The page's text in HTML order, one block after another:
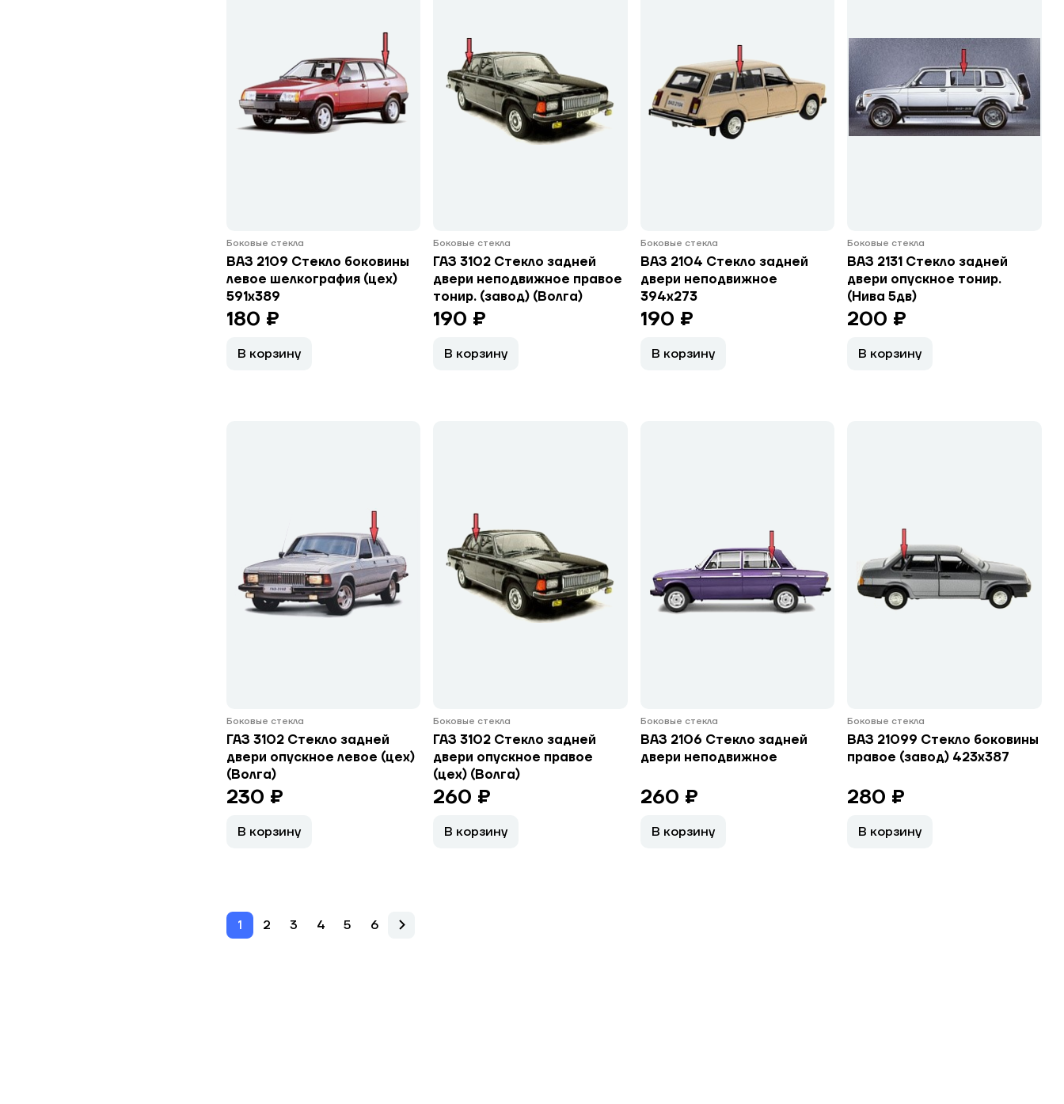
Боковые стекла
ВАЗ 2109 Стекло боковины
левое шелкография (цех)
591х389
180 ₽
В корзину
Боковые стекла
ГАЗ 3102 Стекло задней
двери неподвижное правое
тонир. (завод) (Волга)
190 ₽
В корзину
Боковые стекла
ВАЗ 2104 Стекло задней
двери неподвижное
394х273
190 ₽
В корзину
Боковые стекла
ВАЗ 2131 Стекло задней
двери опускное тонир.
(Нива 5дв)
200 ₽
В корзину
Боковые стекла
ГАЗ 3102 Стекло задней
двери опускное левое (цех)
(Волга)
230 ₽
В корзину
Боковые стекла
ГАЗ 3102 Стекло задней
двери опускное правое
(цех) (Волга)
260 ₽
В корзину
Боковые стекла
ВАЗ 2106 Стекло задней
двери неподвижное
260 ₽
В корзину
Боковые стекла
ВАЗ 21099 Стекло боковины
правое (завод) 423х387
280 ₽
В корзину
1 2 3 4 5 6